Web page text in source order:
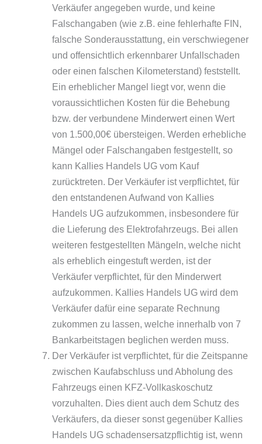
Verkäufer angegeben wurde, und keine
Falschangaben (wie z.B. eine fehlerhafte FIN,
falsche Sonderausstattung, ein verschwiegener
und offensichtlich erkennbarer Unfallschaden
oder einen falschen Kilometerstand) feststellt.
Ein erheblicher Mangel liegt vor, wenn die
voraussichtlichen Kosten für die Behebung
bzw. der verbundene Minderwert einen Wert
von 1.500,00€ übersteigen. Werden erhebliche
Mängel oder Falschangaben festgestellt, so
kann Kallies Handels UG vom Kauf
zurücktreten. Der Verkäufer ist verpflichtet, für
den entstandenen Aufwand von Kallies
Handels UG aufzukommen, insbesondere für
die Lieferung des Elektrofahrzeugs. Bei allen
weiteren festgestellten Mängeln, welche nicht
als erheblich eingestuft werden, ist der
Verkäufer verpflichtet, für den Minderwert
aufzukommen. Kallies Handels UG wird dem
Verkäufer dafür eine separate Rechnung
zukommen zu lassen, welche innerhalb von 7
Bankarbeitstagen beglichen werden muss.
Der Verkäufer ist verpflichtet, für die Zeitspanne
zwischen Kaufabschluss und Abholung des
Fahrzeugs einen KFZ-Vollkaskoschutz
vorzuhalten. Dies dient auch dem Schutz des
Verkäufers, da dieser sonst gegenüber Kallies
Handels UG schadensersatzpflichtig ist, wenn